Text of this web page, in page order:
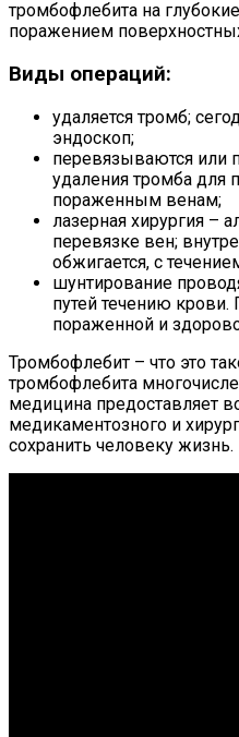
тромбофлебита на
поражением поверхностных
Виды операций:
удаляется тромб;
эндоскоп;
перевязываются или
удаления тромба для
пораженным венам;
лазерная хирургия –
перевязке вен;
обжигается, с
шунтирование
путей течению
пораженной и
Тромбофлебит – что это
тромбофлебита
медицина предоставляет
медикаментозного и
сохранить человеку жизнь.